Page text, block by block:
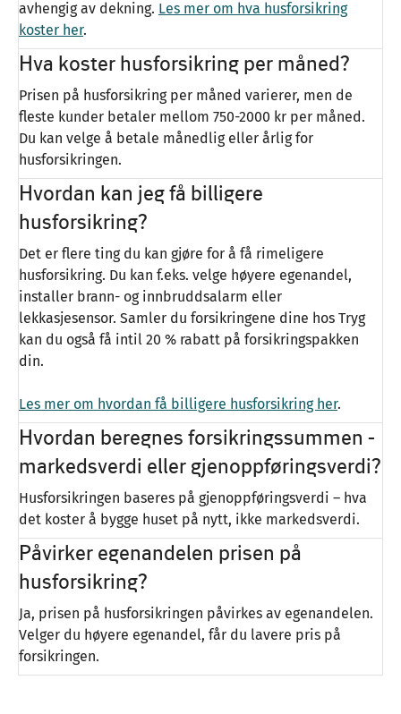
avhengig av dekning. Les mer om hva husforsikring
koster her.
Hva koster husforsikring per måned?
Prisen på husforsikring per måned varierer, men de
fleste kunder betaler mellom 750-2000 kr per måned.
Du kan velge å betale månedlig eller årlig for
husforsikringen.
Hvordan kan jeg få billigere
husforsikring?
Det er flere ting du kan gjøre for å få rimeligere
husforsikring. Du kan f.eks. velge høyere egenandel,
installer brann- og innbruddsalarm eller
lekkasjesensor. Samler du forsikringene dine hos Tryg
kan du også få intil 20 % rabatt på forsikringspakken
din.
Les mer om hvordan få billigere husforsikring her.
Hvordan beregnes forsikringssummen -
markedsverdi eller gjenoppføringsverdi?
Husforsikringen baseres på gjenoppføringsverdi – hva
det koster å bygge huset på nytt, ikke markedsverdi.
Påvirker egenandelen prisen på
husforsikring?
Ja, prisen på husforsikringen påvirkes av egenandelen.
Velger du høyere egenandel, får du lavere pris på
forsikringen.